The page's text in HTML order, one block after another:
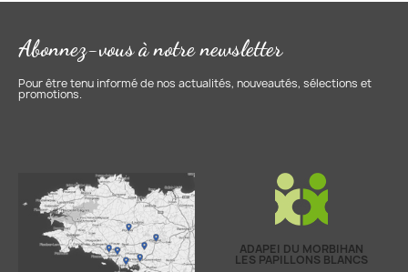
Abonnez-vous à notre newsletter
Pour être tenu informé de nos actualités, nouveautés, sélections et
promotions.
ADAPEI DU MORBIHAN
LES PAPILLONS BLANCS